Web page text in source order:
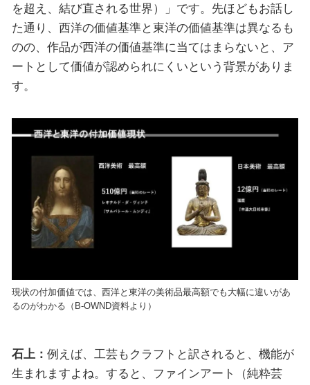
を超え、結び直される世界）」です。先ほどもお話し
た通り、西洋の価値基準と東洋の価値基準は異なるも
のの、作品が西洋の価値基準に当てはまらないと、ア
ートとして価値が認められにくいという背景がありま
す。
現状の付加価値では、西洋と東洋の美術品最高額でも大幅に違いがあ
るのがわかる（B-OWND資料より）
石上： 例えば、工芸もクラフトと訳されると、機能が
生まれますよね。すると、ファインアート（純粋芸